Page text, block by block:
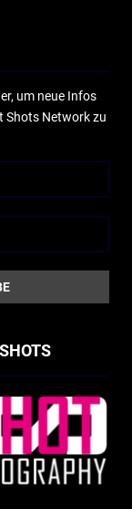
um neue Infos
Shots Network zu